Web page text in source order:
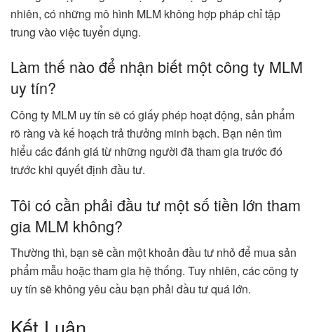
nhiên, có những mô hình MLM không hợp pháp chỉ tập
trung vào việc tuyển dụng.
Làm thế nào để nhận biết một công ty MLM
uy tín?
Công ty MLM uy tín sẽ có giấy phép hoạt động, sản phẩm
rõ ràng và kế hoạch trả thưởng minh bạch. Bạn nên tìm
hiểu các đánh giá từ những người đã tham gia trước đó
trước khi quyết định đầu tư.
Tôi có cần phải đầu tư một số tiền lớn tham
gia MLM không?
Thường thì, bạn sẽ cần một khoản đầu tư nhỏ để mua sản
phẩm mẫu hoặc tham gia hệ thống. Tuy nhiên, các công ty
uy tín sẽ không yêu cầu bạn phải đầu tư quá lớn.